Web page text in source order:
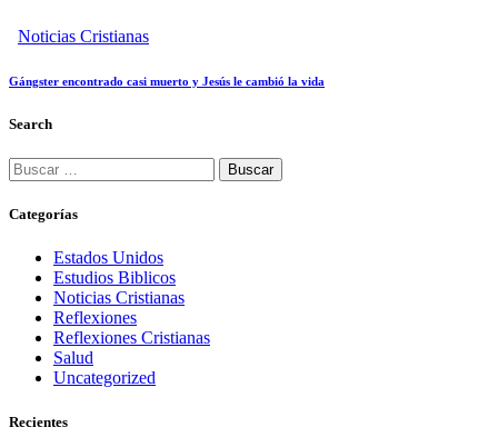
Noticias Cristianas
Gángster encontrado casi muerto y Jesús le cambió la vida
Search
Buscar:
Categorías
Estados Unidos
Estudios Biblicos
Noticias Cristianas
Reflexiones
Reflexiones Cristianas
Salud
Uncategorized
Recientes